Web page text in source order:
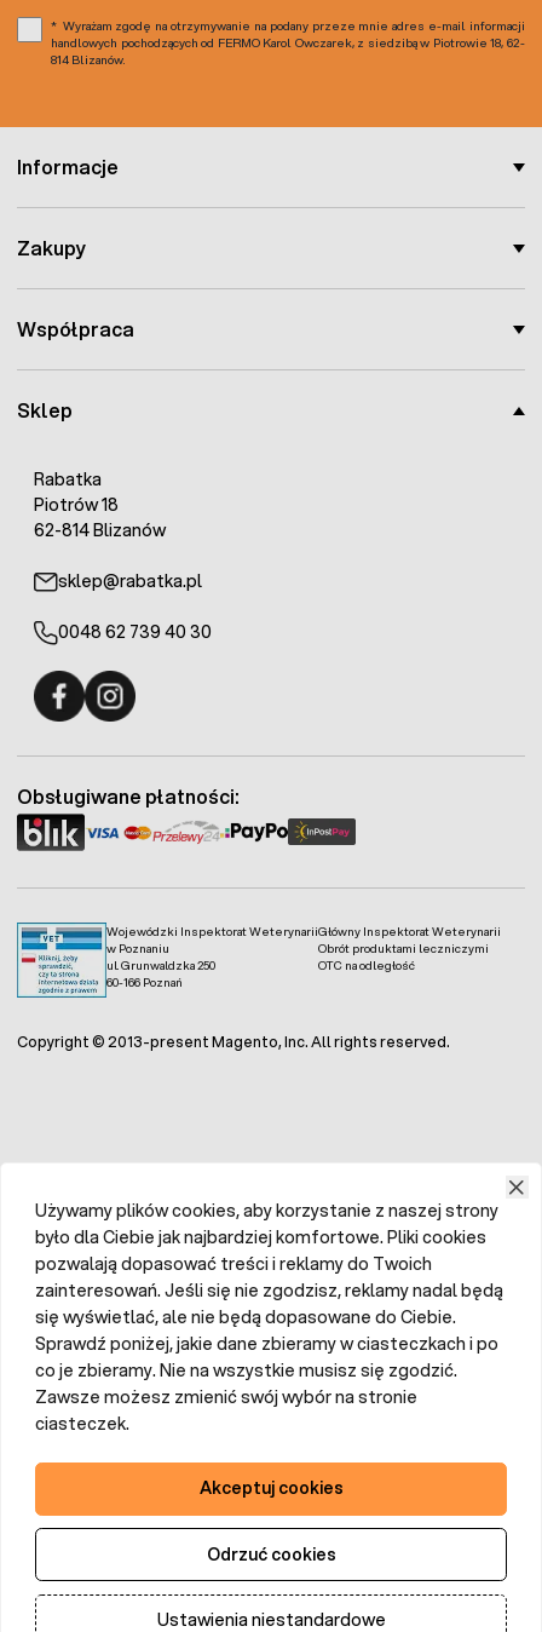
Sklep
Rabatka
Piotrów 18
62-814 Blizanów
sklep@rabatka.pl
0048 62 739 40 30
Informacje
Zakupy
Współpraca
Wyrażam zgodę na otrzymywanie na podany przeze mnie adres e-mail informacji
handlowych pochodzących od FERMO Karol Owczarek, z siedzibą w Piotrowie 18, 62-
814 Blizanów.
Wojewódzki Inspektorat Weterynarii
w Poznaniu
ul. Grunwaldzka 250
60-166 Poznań
Główny Inspektorat Weterynarii
Obrót produktami leczniczymi
OTC na odległość
Obsługiwane płatności:
Copyright © 2013-present Magento, Inc. All rights reserved.
Używamy plików cookies, aby korzystanie z naszej strony
było dla Ciebie jak najbardziej komfortowe. Pliki cookies
pozwalają dopasować treści i reklamy do Twoich
zainteresowań. Jeśli się nie zgodzisz, reklamy nadal będą
się wyświetlać, ale nie będą dopasowane do Ciebie.
Sprawdź poniżej, jakie dane zbieramy w ciasteczkach i po
co je zbieramy. Nie na wszystkie musisz się zgodzić.
Zawsze możesz zmienić swój wybór na stronie
ciasteczek.
Akceptuj cookies
Odrzuć cookies
Ustawienia niestandardowe